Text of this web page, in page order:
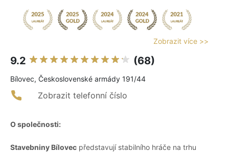
Zobrazit více >>
9.2 (68)
Bílovec, Československé armády 191/44
Zobrazit telefonní číslo
O společnosti:
Stavebniny Bílovec představují stabilního hráče na trhu